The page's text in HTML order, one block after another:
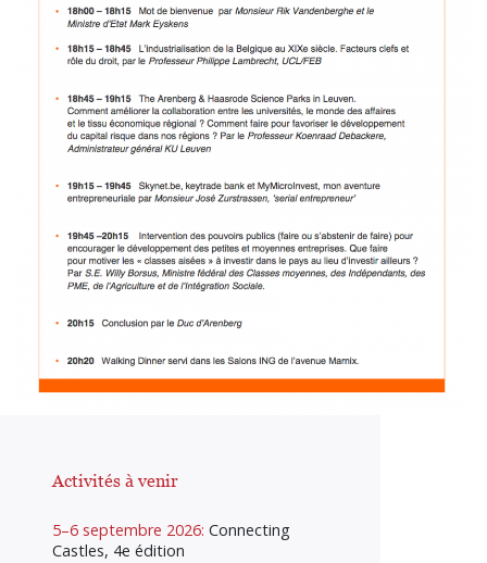
Activités à venir
5–6 septembre 2026: Connecting
Castles, 4e édition